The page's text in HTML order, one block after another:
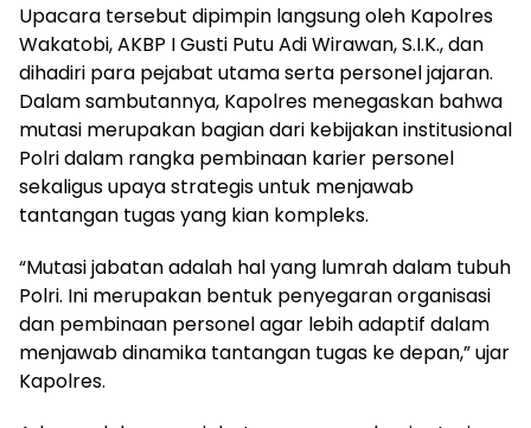
Upacara tersebut dipimpin langsung oleh Kapolres
Wakatobi, AKBP I Gusti Putu Adi Wirawan, S.I.K., dan
dihadiri para pejabat utama serta personel jajaran.
Dalam sambutannya, Kapolres menegaskan bahwa
mutasi merupakan bagian dari kebijakan institusional
Polri dalam rangka pembinaan karier personel
sekaligus upaya strategis untuk menjawab
tantangan tugas yang kian kompleks.
“Mutasi jabatan adalah hal yang lumrah dalam tubuh
Polri. Ini merupakan bentuk penyegaran organisasi
dan pembinaan personel agar lebih adaptif dalam
menjawab dinamika tantangan tugas ke depan,” ujar
Kapolres.